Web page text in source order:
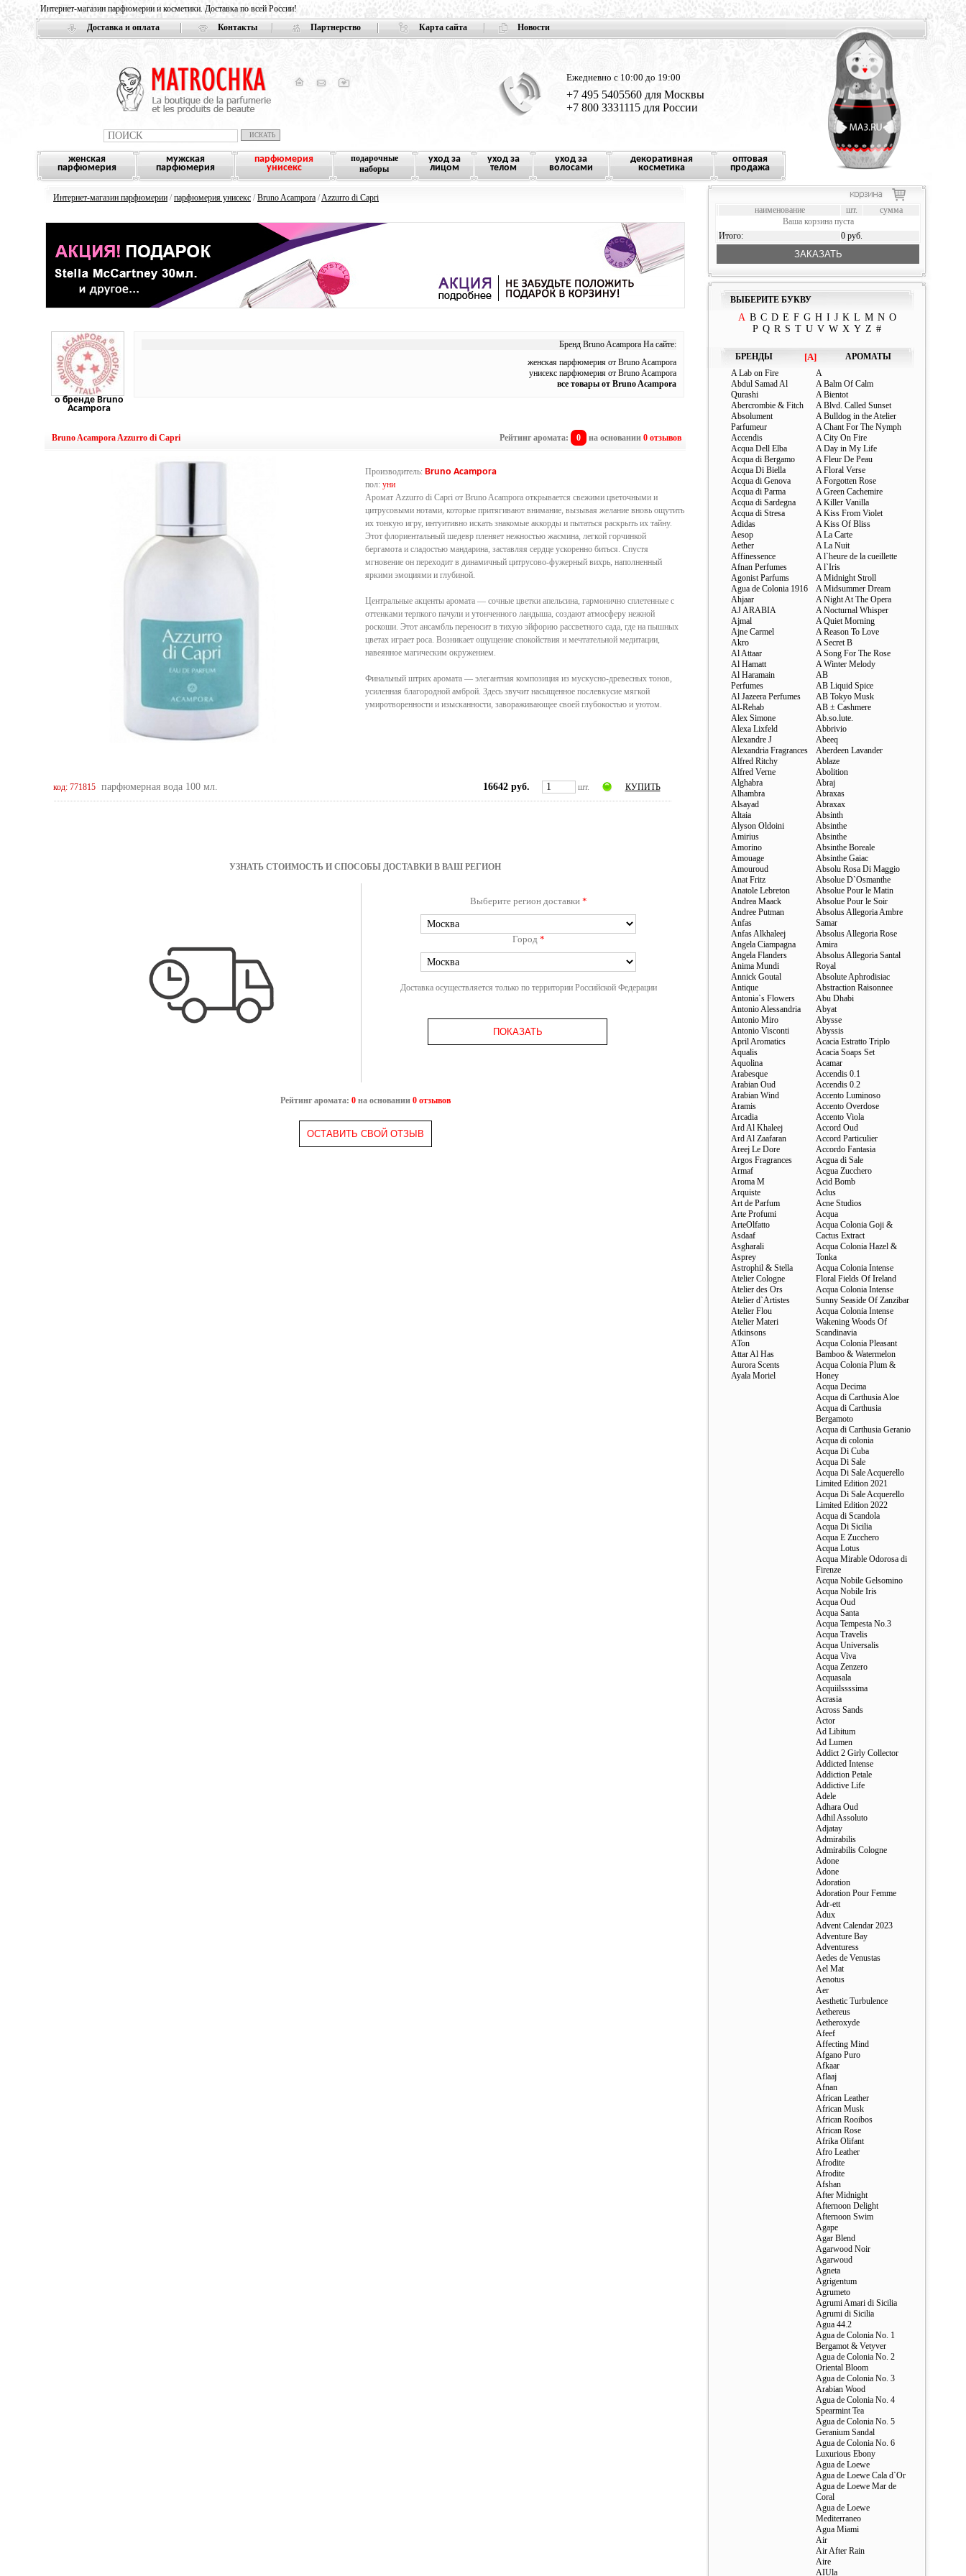
Интернет-магазин парфюмерии и косметики. Доставка по всей России!
Доставка и оплата
Контакты Партнерство Карта сайта Новости
Ежедневно с 10:00 до 19:00
+7 495 5405560 для Москвы
+7 800 3331115 для России
женская
парфюмерия
мужская
парфюмерия
парфюмерия
унисекс
подарочные
наборы
уход за
лицом
уход за
телом
уход за
волосами
декоративная
косметика
оптовая
продажа
Интернет-магазин парфюмерии /парфюмерия унисекс /Bruno Acampora /Azzurro di Capri
о бренде Bruno
Acampora
Бренд Bruno Acampora На сайте:
женская парфюмерия от Bruno Acampora
унисекс парфюмерия от Bruno Acampora
все товары от Bruno Acampora
Bruno Acampora Azzurro di Capri Рейтинг аромата: 0 на основании 0 отзывов
Производитель: Bruno Acampora
пол: уни
Аромат Azzurro di Capri от Bruno Acampora открывается свежими цветочными и
цитрусовыми нотами, которые притягивают внимание, вызывая желание вновь ощутить
их тонкую игру, интуитивно искать знакомые аккорды и пытаться раскрыть их тайну.
Этот флориентальный шедевр пленяет нежностью жасмина, легкой горчинкой
бергамота и сладостью мандарина, заставляя сердце ускоренно биться. Спустя
мгновение он переходит в динамичный цитрусово-фужерный вихрь, наполненный
яркими эмоциями и глубиной.
Центральные акценты аромата — сочные цветки апельсина, гармонично сплетенные с
оттенками терпкого пачули и утонченного ландыша, создают атмосферу нежной
роскоши. Этот ансамбль переносит в тихую эйфорию рассветного сада, где на пышных
цветах играет роса. Возникает ощущение спокойствия и мечтательной медитации,
навеянное магическим окружением.
Финальный штрих аромата — элегантная композиция из мускусно-древесных тонов,
усиленная благородной амброй. Здесь звучит насыщенное послевкусие мягкой
умиротворенности и изысканности, завораживающее своей глубокостью и уютом.
код: 771815 парфюмерная вода 100 мл. 16642 руб. шт. КУПИТЬ
УЗНАТЬ СТОИМОСТЬ И СПОСОБЫ ДОСТАВКИ В ВАШ РЕГИОН
Выберите регион доставки *
Город *
Доставка осуществляется только по территории Российской Федерации
ПОКАЗАТЬ
Рейтинг аромата: 0на основании 0 отзывов
ОСТАВИТЬ СВОЙ ОТЗЫВ
наименование шт.
сумма
Ваша корзина пуста
Итого:
0 руб.
ЗАКАЗАТЬ
ВЫБЕРИТЕ БУКВУ
A B C D E F G H I J K L M N O
P Q R S T U V W X Y Z #
БРЕНДЫ [A]
АРОМАТЫ
A Lab on Fire
Abdul Samad Al
Qurashi
Abercrombie & Fitch
Absolument
Parfumeur
Accendis
Acqua Dell Elba
Acqua di Bergamo
Acqua Di Biella
Acqua di Genova
Acqua di Parma
Acqua di Sardegna
Acqua di Stresa
Adidas
Aesop
Aether
Affinessence
Afnan Perfumes
Agonist Parfums
Agua de Colonia 1916
Ahjaar
AJ ARABIA
Ajmal
Ajne Carmel
Akro
Al Attaar
Al Hamatt
Al Haramain
Perfumes
Al Jazeera Perfumes
Al-Rehab
Alex Simone
Alexa Lixfeld
Alexandre J
Alexandria Fragrances
Alfred Ritchy
Alfred Verne
Alghabra
Alhambra
Alsayad
Altaia
Alyson Oldoini
Amirius
Amorino
Amouage
Amouroud
Anat Fritz
Anatole Lebreton
Andrea Maack
Andree Putman
Anfas
Anfas Alkhaleej
Angela Ciampagna
Angela Flanders
Anima Mundi
Annick Goutal
Antique
Antonia`s Flowers
Antonio Alessandria
Antonio Miro
Antonio Visconti
April Aromatics
Aqualis
Aquolina
Arabesque
Arabian Oud
Arabian Wind
Aramis
Arcadia
Ard Al Khaleej
Ard Al Zaafaran
Areej Le Dore
Argos Fragrances
Armaf
Aroma M
Arquiste
Art de Parfum
Arte Profumi
ArteOlfatto
Asdaaf
Asgharali
Asprey
Astrophil & Stella
Atelier Cologne
Atelier des Ors
Atelier d`Artistes
Atelier Flou
Atelier Materi
Atkinsons
ATon
Attar Al Has
Aurora Scents
Ayala Moriel
A
A Balm Of Calm
A Bientot
A Blvd. Called Sunset
A Bulldog in the Atelier
A Chant For The Nymph
A City On Fire
A Day in My Life
A Fleur De Peau
A Floral Verse
A Forgotten Rose
A Green Cachemire
A Killer Vanilla
A Kiss From Violet
A Kiss Of Bliss
A La Carte
A La Nuit
A l`heure de la cueillette
A l`Iris
A Midnight Stroll
A Midsummer Dream
A Night At The Opera
A Nocturnal Whisper
A Quiet Morning
A Reason To Love
A Secret B
A Song For The Rose
A Winter Melody
AB
AB Liquid Spice
AB Tokyo Musk
AB ± Cashmere
Ab.so.lute.
Abbrivio
Abeeq
Aberdeen Lavander
Ablaze
Abolition
Abraj
Abraxas
Abraxax
Absinth
Absinthe
Absinthe
Absinthe Boreale
Absinthe Gaiac
Absolu Rosa Di Maggio
Absolue D`Osmanthe
Absolue Pour le Matin
Absolue Pour le Soir
Absolus Allegoria Ambre
Samar
Absolus Allegoria Rose
Amira
Absolus Allegoria Santal
Royal
Absolute Aphrodisiac
Abstraction Raisonnee
Abu Dhabi
Abyat
Abysse
Abyssis
Acacia Estratto Triplo
Acacia Soaps Set
Acamar
Accendis 0.1
Accendis 0.2
Accento Luminoso
Accento Overdose
Accento Viola
Accord Oud
Accord Particulier
Accordo Fantasia
Acgua di Sale
Acgua Zucchero
Acid Bomb
Aclus
Acne Studios
Acqua
Acqua Colonia Goji &
Cactus Extract
Acqua Colonia Hazel &
Tonka
Acqua Colonia Intense
Floral Fields Of Ireland
Acqua Colonia Intense
Sunny Seaside Of Zanzibar
Acqua Colonia Intense
Wakening Woods Of
Scandinavia
Acqua Colonia Pleasant
Bamboo & Watermelon
Acqua Colonia Plum &
Honey
Acqua Decima
Acqua di Carthusia Aloe
Acqua di Carthusia
Bergamoto
Acqua di Carthusia Geranio
Acqua di colonia
Acqua Di Cuba
Acqua Di Sale
Acqua Di Sale Acquerello
Limited Edition 2021
Acqua Di Sale Acquerello
Limited Edition 2022
Acqua di Scandola
Acqua Di Sicilia
Acqua E Zucchero
Acqua Lotus
Acqua Mirable Odorosa di
Firenze
Acqua Nobile Gelsomino
Acqua Nobile Iris
Acqua Oud
Acqua Santa
Acqua Tempesta No.3
Acqua Travelis
Acqua Universalis
Acqua Viva
Acqua Zenzero
Acquasala
Acquiilssssima
Acrasia
Across Sands
Actor
Ad Libitum
Ad Lumen
Addict 2 Girly Collector
Addicted Intense
Addiction Petale
Addictive Life
Adele
Adhara Oud
Adhil Assoluto
Adjatay
Admirabilis
Admirabilis Cologne
Adone
Adone
Adoration
Adoration Pour Femme
Adr-ett
Adux
Advent Calendar 2023
Adventure Bay
Adventuress
Aedes de Venustas
Ael Mat
Aenotus
Aer
Aesthetic Turbulence
Aethereus
Aetheroxyde
Afeef
Affecting Mind
Afgano Puro
Afkaar
Aflaaj
Afnan
African Leather
African Musk
African Rooibos
African Rose
Afrika Olifant
Afro Leather
Afrodite
Afrodite
Afshan
After Midnight
Afternoon Delight
Afternoon Swim
Agape
Agar Blend
Agarwood Noir
Agarwoud
Agneta
Agrigentum
Agrumeto
Agrumi Amari di Sicilia
Agrumi di Sicilia
Agua 44.2
Agua de Colonia No. 1
Bergamot & Vetyver
Agua de Colonia No. 2
Oriental Bloom
Agua de Colonia No. 3
Arabian Wood
Agua de Colonia No. 4
Spearmint Tea
Agua de Colonia No. 5
Geranium Sandal
Agua de Colonia No. 6
Luxurious Ebony
Agua de Loewe
Agua de Loewe Cala d`Or
Agua de Loewe Mar de
Coral
Agua de Loewe
Mediterraneo
Agua Miami
Air
Air After Rain
Aire
AIUla